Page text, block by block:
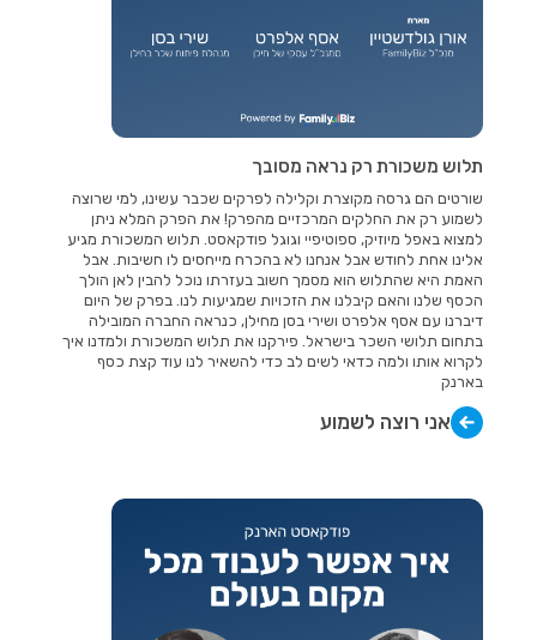
תלוש משכורת רק נראה מסובך
שורטים הם גרסה מקוצרת וקלילה לפרקים שכבר עשינו, למי שרוצה
לשמוע רק את החלקים המרכזיים מהפרק! את הפרק המלא ניתן
למצוא באפל מיוזיק, ספוטיפיי וגוגל פודקאסט. תלוש המשכורת מגיע
אלינו אחת לחודש אבל אנחנו לא בהכרח מייחסים לו חשיבות. אבל
האמת היא שהתלוש הוא מסמך חשוב בעזרתו נוכל להבין לאן הולך
הכסף שלנו והאם קיבלנו את הזכויות שמגיעות לנו. בפרק של היום
דיברנו עם אסף אלפרט ושירי בסן מחילן, כנראה החברה המובילה
בתחום תלושי השכר בישראל. פירקנו את תלוש המשכורת ולמדנו איך
לקרוא אותו ולמה כדאי לשים לב כדי להשאיר לנו עוד קצת כסף
בארנק
אני רוצה לשמוע